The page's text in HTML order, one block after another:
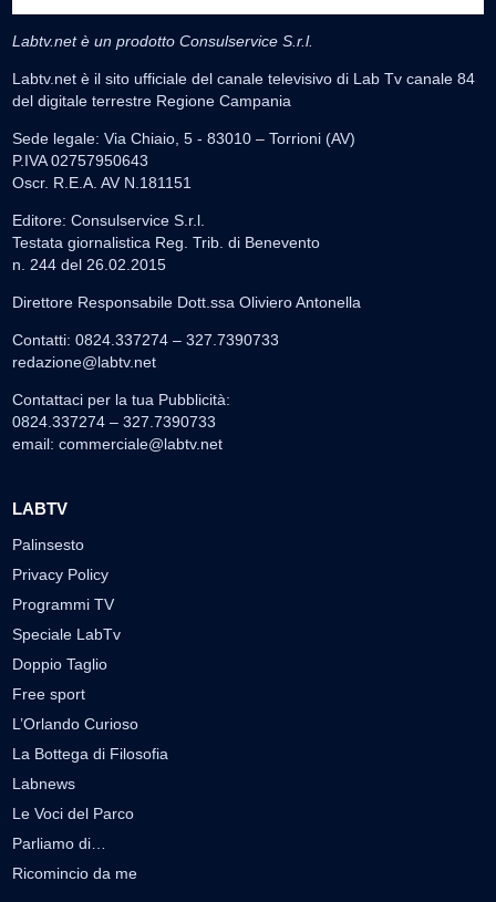
Labtv.net è un prodotto Consulservice S.r.l.
Labtv.net è il sito ufficiale del canale televisivo di Lab Tv canale 84
del digitale terrestre Regione Campania
Sede legale: Via Chiaio, 5 - 83010 – Torrioni (AV)
P.IVA 02757950643
Oscr. R.E.A. AV N.181151
Editore: Consulservice S.r.l.
Testata giornalistica Reg. Trib. di Benevento
n. 244 del 26.02.2015
Direttore Responsabile Dott.ssa Oliviero Antonella
Contatti: 0824.337274 – 327.7390733
redazione@labtv.net
Contattaci per la tua Pubblicità:
0824.337274 – 327.7390733
email: commerciale@labtv.net
LABTV
Palinsesto
Privacy Policy
Programmi TV
Speciale LabTv
Doppio Taglio
Free sport
L’Orlando Curioso
La Bottega di Filosofia
Labnews
Le Voci del Parco
Parliamo di…
Ricomincio da me